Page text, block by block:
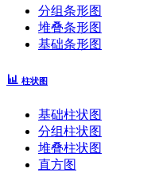
分组条形图
堆叠条形图
基础条形图
柱状图
基础柱状图
分组柱状图
堆叠柱状图
直方图